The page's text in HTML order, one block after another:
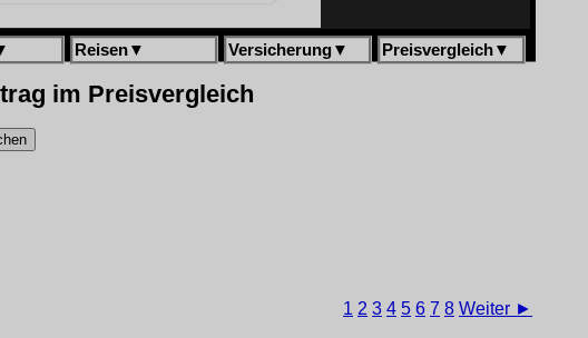
Reisen▼ Versicherung▼ Preisvergleich▼
im Preisvergleich
1 2 3 4 5 6 7 8 Weiter ►